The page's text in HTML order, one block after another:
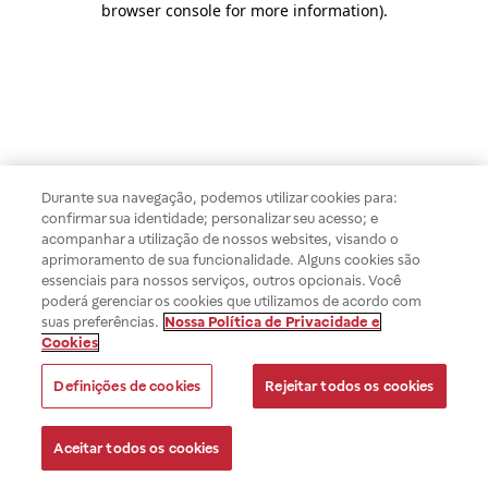
browser console for more information).
Durante sua navegação, podemos utilizar cookies para:
confirmar sua identidade; personalizar seu acesso; e
acompanhar a utilização de nossos websites, visando o
aprimoramento de sua funcionalidade. Alguns cookies são
essenciais para nossos serviços, outros opcionais. Você
poderá gerenciar os cookies que utilizamos de acordo com
suas preferências. Nossa Política de Privacidade e
Cookies
Definições de cookies Rejeitar todos os cookies
Aceitar todos os cookies